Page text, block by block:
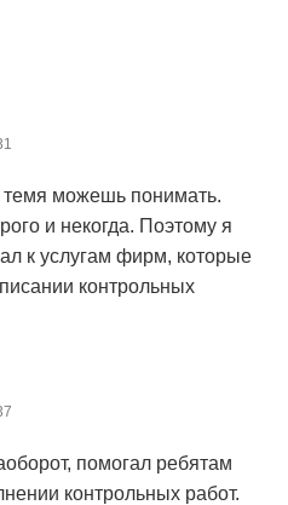
темя можешь понимать.
и некогда. Поэтому я
к услугам фирм, которые
контрольных
помогал ребятам
контрольных работ.